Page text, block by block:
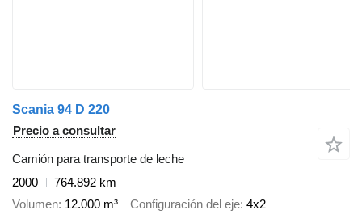
Scania 94 D 220
Precio a consultar
Camión para transporte de leche
2000
764.892 km
Volumen 12.000 m³ Configuración del eje 4x2